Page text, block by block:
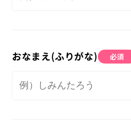
おなまえ(ふりがな) 必須